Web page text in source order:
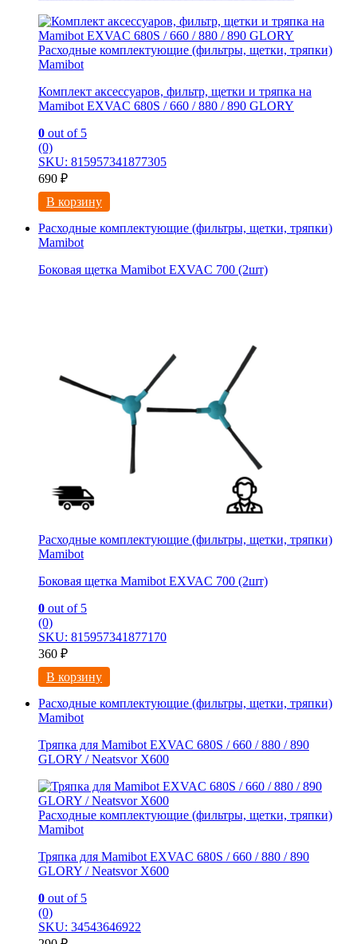
Расходные комплектующие (фильтры, щетки, тряпки)
Mamibot
Комплект аксессуаров, фильтр, щетки и тряпка на
Mamibot EXVAC 680S / 660 / 880 / 890 GLORY
0 out of 5
(0)
SKU: 815957341877305
690 ₽
В корзину
Расходные комплектующие (фильтры, щетки, тряпки)
Mamibot
Боковая щетка Mamibot EXVAC 700 (2шт)
Расходные комплектующие (фильтры, щетки, тряпки)
Mamibot
Боковая щетка Mamibot EXVAC 700 (2шт)
0 out of 5
(0)
SKU: 815957341877170
360 ₽
В корзину
Расходные комплектующие (фильтры, щетки, тряпки)
Mamibot
Тряпка для Mamibot EXVAC 680S / 660 / 880 / 890
GLORY / Neatsvor X600
Расходные комплектующие (фильтры, щетки, тряпки)
Mamibot
Тряпка для Mamibot EXVAC 680S / 660 / 880 / 890
GLORY / Neatsvor X600
0 out of 5
(0)
SKU: 34543646922